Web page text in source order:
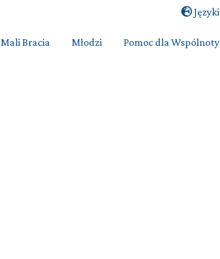
Języki
Mali Bracia Młodzi Pomoc dla Wspólnoty